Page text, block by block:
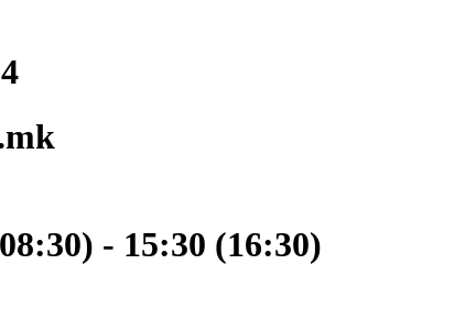
- 15:30 (16:30)